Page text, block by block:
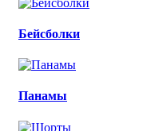
Бейсболки
Панамы